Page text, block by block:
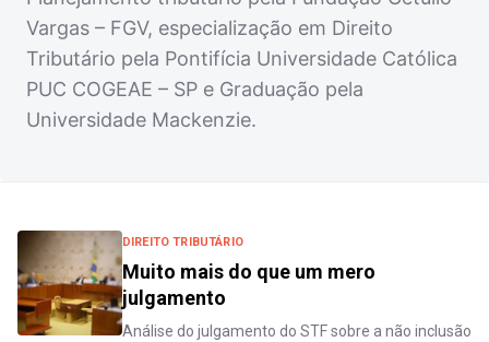
Vargas – FGV, especialização em Direito
Tributário pela Pontifícia Universidade Católica
PUC COGEAE – SP e Graduação pela
Universidade Mackenzie.
DIREITO TRIBUTÁRIO
Muito mais do que um mero
julgamento
Análise do julgamento do STF sobre a não inclusão